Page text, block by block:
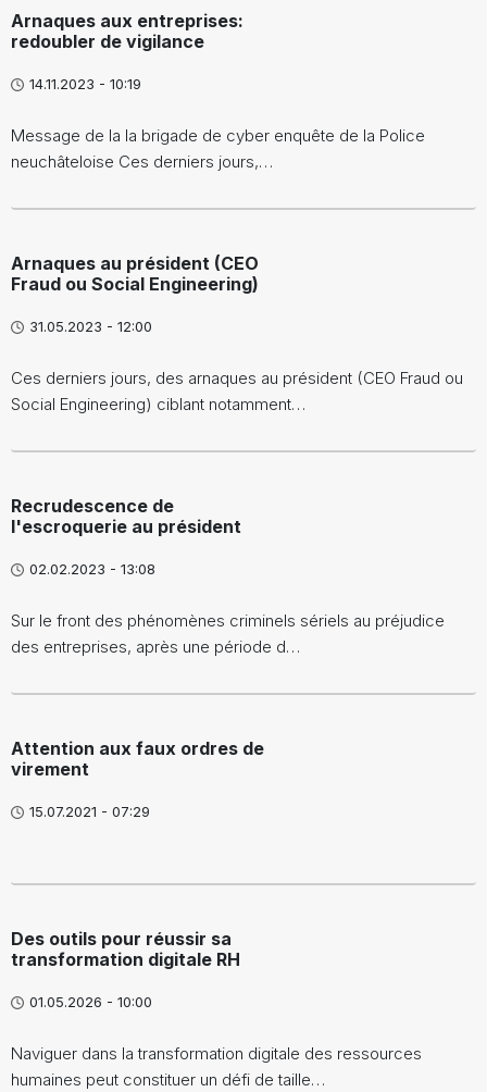
Arnaques aux entreprises:
redoubler de vigilance
14.11.2023 - 10:19
Message de la la brigade de cyber enquête de la Police
neuchâteloise Ces derniers jours,…
Arnaques au président (CEO
Fraud ou Social Engineering)
31.05.2023 - 12:00
Ces derniers jours, des arnaques au président (CEO Fraud ou
Social Engineering) ciblant notamment…
Recrudescence de
l'escroquerie au président
02.02.2023 - 13:08
Sur le front des phénomènes criminels sériels au préjudice
des entreprises, après une période d…
Attention aux faux ordres de
virement
15.07.2021 - 07:29
Des outils pour réussir sa
transformation digitale RH
01.05.2026 - 10:00
Naviguer dans la transformation digitale des ressources
humaines peut constituer un défi de taille…